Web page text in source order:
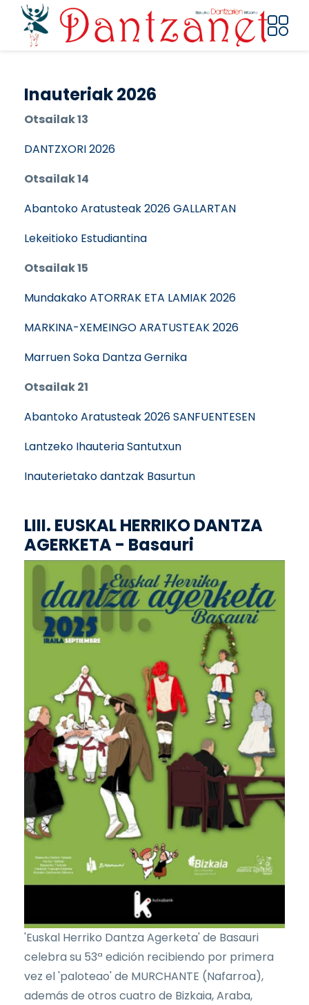
Pasar al contenido principal
Inauteriak 2026
Otsailak 13
DANTZXORI 2026
Otsailak 14
Abantoko Aratusteak 2026 GALLARTAN
Lekeitioko Estudiantina
Otsailak 15
Mundakako ATORRAK ETA LAMIAK 2026
MARKINA-XEMEINGO ARATUSTEAK 2026
Marruen Soka Dantza Gernika
Otsailak 21
Abantoko Aratusteak 2026 SANFUENTESEN
Lantzeko Ihauteria Santutxun
Inauterietako dantzak Basurtun
LIII. EUSKAL HERRIKO DANTZA
AGERKETA - Basauri
'Euskal Herriko Dantza Agerketa' de Basauri
celebra su 53ª edición recibiendo por primera
vez el 'paloteao' de MURCHANTE (Nafarroa),
además de otros cuatro de Bizkaia, Araba,